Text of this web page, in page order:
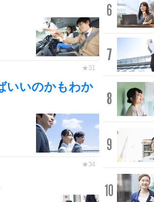
いいのかもわか
6
7
8
9
10